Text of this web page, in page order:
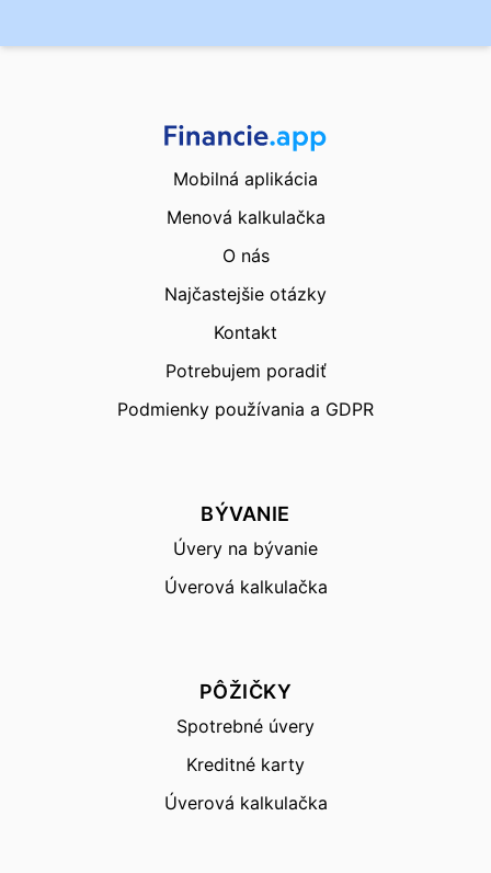
Mobilná aplikácia
Menová kalkulačka
O nás
Najčastejšie otázky
Kontakt
Potrebujem poradiť
Podmienky používania a GDPR
BÝVANIE
Úvery na bývanie
Úverová kalkulačka
PÔŽIČKY
Spotrebné úvery
Kreditné karty
Úverová kalkulačka